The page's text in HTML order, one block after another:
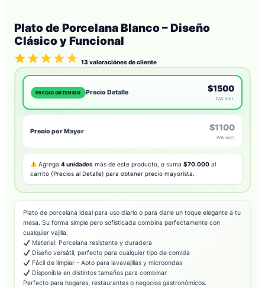
Plato de Porcelana Blanco – Diseño
Clásico y Funcional
13 valoraciónes de cliente
PRECIO OBTENIDO Precio Detalle $1500
IVA incl.
Precio por Mayor $1100
IVA incl.
Agrega4 unidades más de este producto, o suma$70.000 al
carrito (Precios al Detalle) para obtener precio mayorista.
Plato de porcelana ideal para uso diario o para darle un toque elegante a tu
mesa. Su forma simple pero sofisticada combina perfectamente con
cualquier vajilla.
Material: Porcelana resistente y duradera
Diseño versátil, perfecto para cualquier tipo de comida
Fácil de limpiar – Apto para lavavajillas y microondas
Disponible en distintos tamaños para combinar
Perfecto para hogares, restaurantes o negocios gastronómicos.